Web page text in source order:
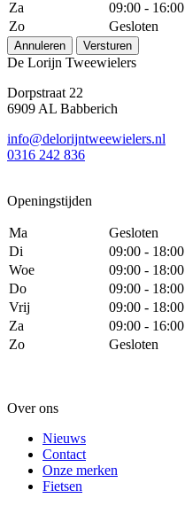
Za
09:00 - 16:00
Zo
Gesloten
Annuleren Versturen
De Lorijn Tweewielers
Dorpstraat 22
6909 AL Babberich
info@delorijntweewielers.nl
0316 242 836
Openingstijden
Ma
Gesloten
Di
09:00 - 18:00
Woe
09:00 - 18:00
Do
09:00 - 18:00
Vrij
09:00 - 18:00
Za
09:00 - 16:00
Zo
Gesloten
Over ons
Nieuws
Contact
Onze merken
Fietsen